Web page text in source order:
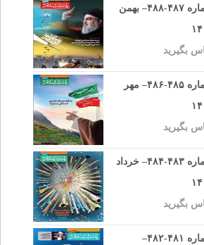
شماره ۴۸۷-۴۸۸– بهمن
بگیرید
شماره ۴۸۵-۴۸۶– مهر
بگیرید
شماره ۴۸۳-۴۸۴– خرداد
بگیرید
شماره ۴۸۱-۴۸۲–